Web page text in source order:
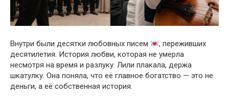
Внутри были десятки любовных писем
, переживших
десятилетия. История любви, которая не умерла
несмотря на время и разлуку. Лили плакала, держа
шкатулку. Она поняла, что её главное богатство — это не
деньги, а её собственная история.